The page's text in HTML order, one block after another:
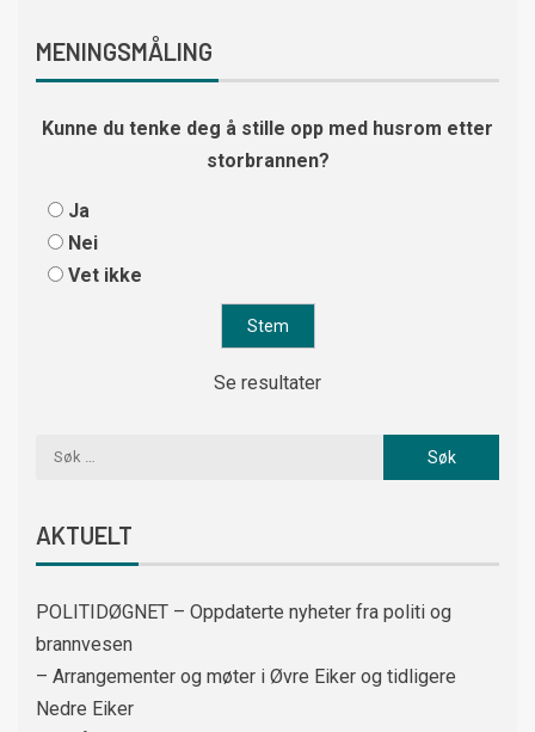
MENINGSMÅLING
Kunne du tenke deg å stille opp med husrom etter
storbrannen?
Ja
Nei
Vet ikke
Se resultater
AKTUELT
POLITIDØGNET – Oppdaterte nyheter fra politi og
brannvesen
– Arrangementer og møter i Øvre Eiker og tidligere
Nedre Eiker